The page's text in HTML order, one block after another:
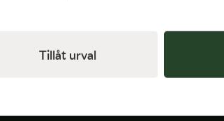
Tillåt urval